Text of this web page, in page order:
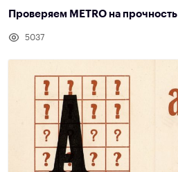
Проверяем METRO на прочность
5037